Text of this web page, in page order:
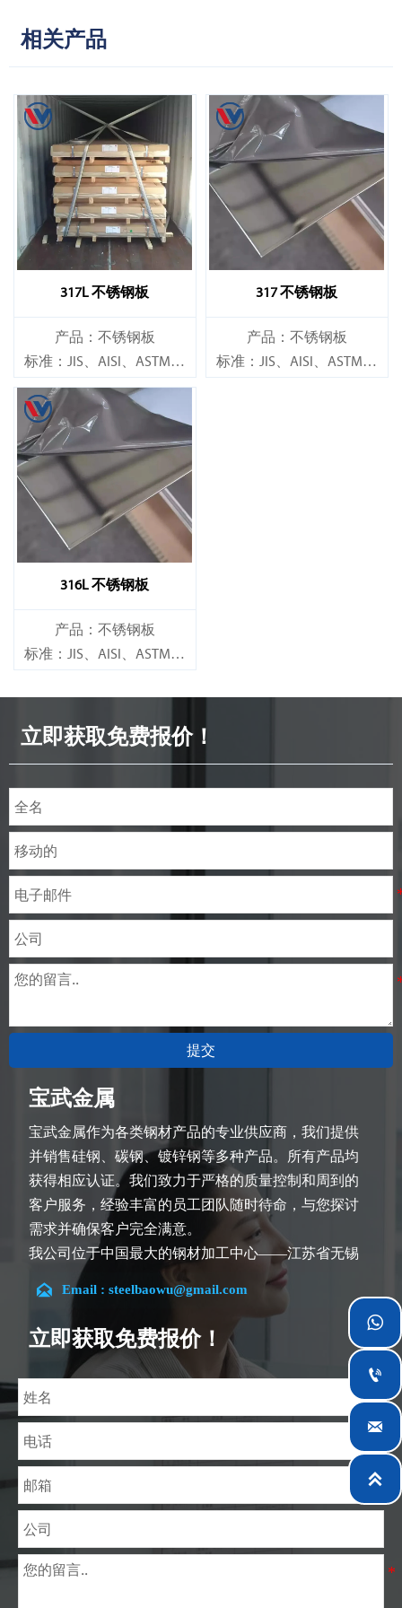
相关产品
317L 不锈钢板
产品：不锈钢板
标准：JIS、AISI、ASTM、
GB、DIN、EN 等。
317 不锈钢板
产品：不锈钢板
标准：JIS、AISI、ASTM、
316L 不锈钢板
产品：不锈钢板
标准：JIS、AISI、ASTM、
立即获取免费报价！
提交
宝武金属
宝武金属作为各类钢材产品的专业供应商，我们提供
并销售硅钢、碳钢、镀锌钢等多种产品。所有产品均
获得相应认证。我们致力于严格的质量控制和周到的
客户服务，经验丰富的员工团队随时待命，与您探讨
需求并确保客户完全满意。
我公司位于中国最大的钢材加工中心——江苏省无锡
市。团队深耕行业14余年，在各类硅钢项目上具有丰
富经验，熟悉CE、SGS等多种硅钢标准。我们可根据
特殊需求进行设计定制，并确保安全性、高效性及合
理价格。目前我们已逐步扩展至五座专业配送仓库和
钢材加工设施，为全球采矿、建筑、工程及通用制造
业提供专业服务。
 Email : steelbaowu@gmail.com
立即获取免费报价！



